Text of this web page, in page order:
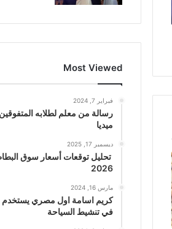
Most Viewed
فبراير 7, 2024
رسالة من معلم لطلابه
ميديا
ديسمبر 17, 2025
تحليل توقعات أسعار سوق
2026
مارس 16, 2024
كريم اسامة اول مصري يستخدم
في تنشيط السياحة